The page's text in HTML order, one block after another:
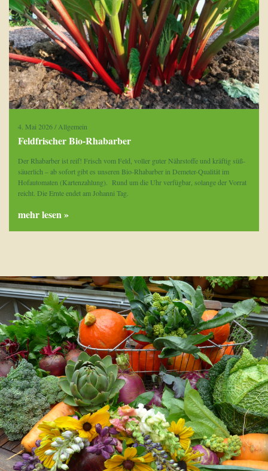
4. Mai 2026/ Allgemein
Feldfrischer Bio-Rhabarber
Der Rhabarber ist reif! Frisch vom Feld, voller guter Nährstoffe und kräftig süß-
säuerlich – ab sofort gibt es unseren Bio-Rhabarber in Demeter-Qualität im
Hofautomaten (Kartenzahlung). Rund um die Uhr verfügbar, solange der Vorrat
reicht. Die Ernte endet am Johanni Tag.
mehr lesen »